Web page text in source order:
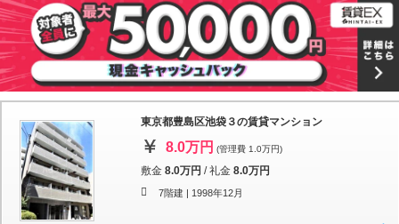
東京都豊島区池袋３の賃貸マンション
8.0万円 (管理費 1.0万円)
敷金 8.0万円 /礼金 8.0万円
7階建 | 1998年12月